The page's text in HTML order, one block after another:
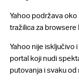
Yahoo podržava oko
tražilica za browsere
Yahoo nije isključivo
portal koji nudi
putovanja i svaku